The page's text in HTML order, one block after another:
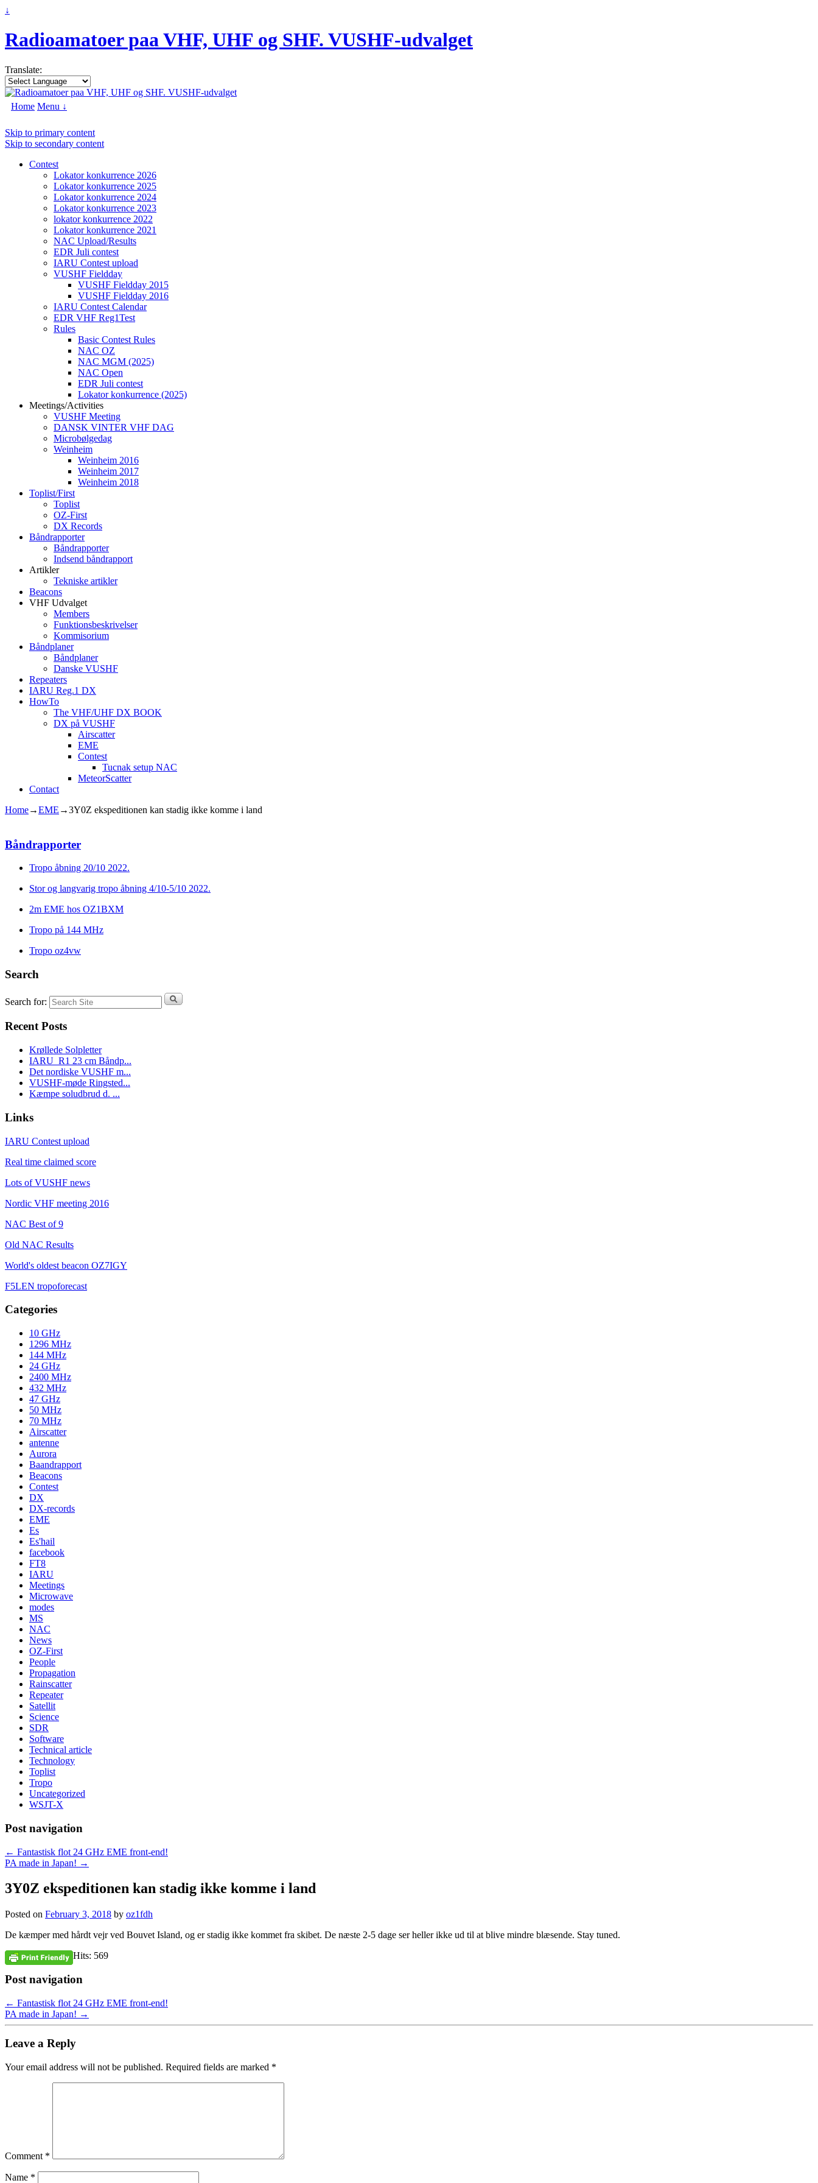
↓
Radioamatoer paa VHF, UHF og SHF. VUSHF-udvalget
Translate:
Home Menu ↓
Skip to primary content
Skip to secondary content
Contest
Lokator konkurrence 2026
Lokator konkurrence 2025
Lokator konkurrence 2024
Lokator konkurrence 2023
lokator konkurrence 2022
Lokator konkurrence 2021
NAC Upload/Results
EDR Juli contest
IARU Contest upload
VUSHF Fieldday
VUSHF Fieldday 2015
VUSHF Fieldday 2016
IARU Contest Calendar
EDR VHF Reg1Test
Rules
Basic Contest Rules
NAC OZ
NAC MGM (2025)
NAC Open
EDR Juli contest
Lokator konkurrence (2025)
Meetings/Activities
VUSHF Meeting
DANSK VINTER VHF DAG
Microbølgedag
Weinheim
Weinheim 2016
Weinheim 2017
Weinheim 2018
Toplist/First
Toplist
OZ-First
DX Records
Båndrapporter
Båndrapporter
Indsend båndrapport
Artikler
Tekniske artikler
Beacons
VHF Udvalget
Members
Funktionsbeskrivelser
Kommisorium
Båndplaner
Båndplaner
Danske VUSHF
Repeaters
IARU Reg.1 DX
HowTo
The VHF/UHF DX BOOK
DX på VUSHF
Airscatter
EME
Contest
Tucnak setup NAC
MeteorScatter
Contact
Home→EME →3Y0Z ekspeditionen kan stadig ikke komme i land
Båndrapporter
Tropo åbning 20/10 2022.
Stor og langvarig tropo åbning 4/10-5/10 2022.
2m EME hos OZ1BXM
Tropo på 144 MHz
Tropo oz4vw
Search
Search for:
Recent Posts
Krøllede Solpletter
IARU_R1 23 cm Båndp...
Det nordiske VUSHF m...
VUSHF-møde Ringsted...
Kæmpe soludbrud d. ...
Links
IARU Contest upload
Real time claimed score
Lots of VUSHF news
Nordic VHF meeting 2016
NAC Best of 9
Old NAC Results
World's oldest beacon OZ7IGY
F5LEN tropoforecast
Categories
10 GHz
1296 MHz
144 MHz
24 GHz
2400 MHz
432 MHz
47 GHz
50 MHz
70 MHz
Airscatter
antenne
Aurora
Baandrapport
Beacons
Contest
DX
DX-records
EME
Es
Es'hail
facebook
FT8
IARU
Meetings
Microwave
modes
MS
NAC
News
OZ-First
People
Propagation
Rainscatter
Repeater
Satellit
Science
SDR
Software
Technical article
Technology
Toplist
Tropo
Uncategorized
WSJT-X
Post navigation
← Fantastisk flot 24 GHz EME front-end!
PA made in Japan! →
3Y0Z ekspeditionen kan stadig ikke komme i land
Posted on February 3, 2018 by oz1fdh
De kæmper med hårdt vejr ved Bouvet Island, og er stadig ikke kommet fra skibet. De næste 2-5 dage ser heller ikke ud til at blive mindre blæsende. Stay tuned.
Hits: 569
Post navigation
← Fantastisk flot 24 GHz EME front-end!
PA made in Japan! →
Leave a Reply
Your email address will not be published. Required fields are marked *
Comment *
Name *